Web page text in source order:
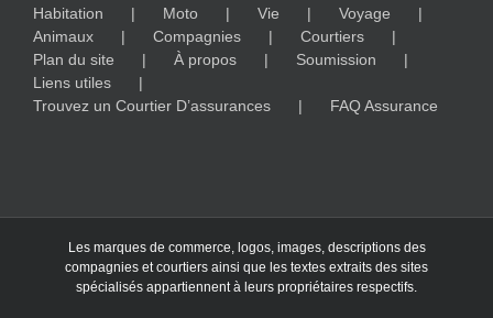
Habitation
Moto Vie
Voyage
Animaux
Compagnies
Courtiers
Plan du site
À propos
Soumission
Liens utiles
Trouvez un Courtier D’assurances
FAQ Assurance
Les marques de commerce, logos, images, descriptions des
compagnies et courtiers ainsi que les textes extraits des sites
spécialisés appartiennent à leurs propriétaires respectifs.